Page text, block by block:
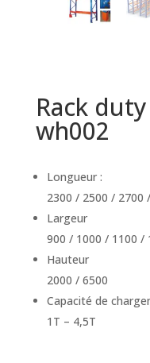
Rack
wh002
Longueur :
2300 / 2500 / 2700
Largeur
900 / 1000 / 1100 /
Hauteur
2000 / 6500
Capacité de
1T – 4,5T